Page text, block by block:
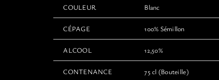
COULEUR Blanc
CÉPAGE 100% Sémillon
ALCOOL 12,50%
CONTENANCE 75 cl (Bouteille)